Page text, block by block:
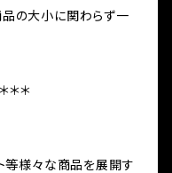
品の大小に関わらず一
＊＊
ト等様々な商品を展開す